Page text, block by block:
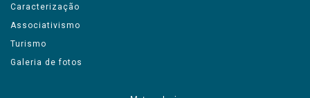
Caracterização
Associativismo
Turismo
Galeria de fotos